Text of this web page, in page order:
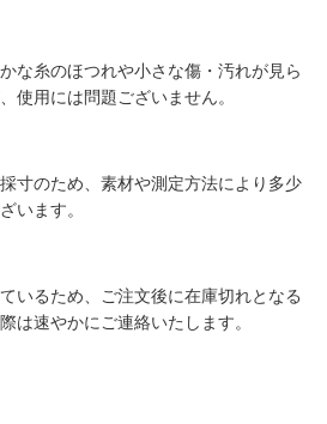
な糸のほつれや小さな傷・汚れが見ら
使用には問題ございません。
寸のため、素材や測定方法により多少
います。
いるため、ご注文後に在庫切れとなる
は速やかにご連絡いたします。